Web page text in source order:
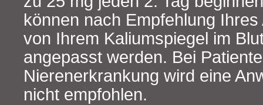
können nach Empfehlung
von Ihrem Kaliumspiegel im
angepasst werden. Bei
Nierenerkrankung wird eine
nicht empfohlen.